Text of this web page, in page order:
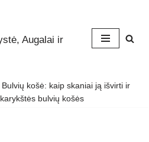
Augalai ir
Bulvių košė: kaip skaniai ją išvirti ir
bulvių košės